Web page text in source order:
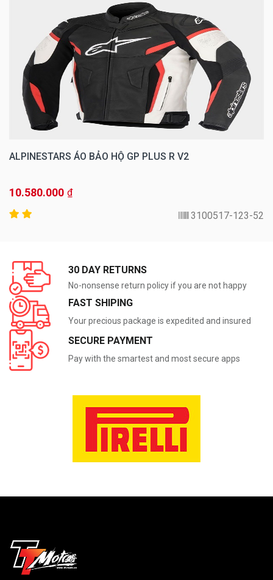
ALPINESTARS ÁO BẢO HỘ GP PLUS R V2
10.580.000 ₫
3100517-123-52
30 DAY RETURNS
No-nonsense return policy if you are not happy
FAST SHIPING
Your precious package is expedited and insured
SECURE PAYMENT
Pay with the smartest and most secure apps